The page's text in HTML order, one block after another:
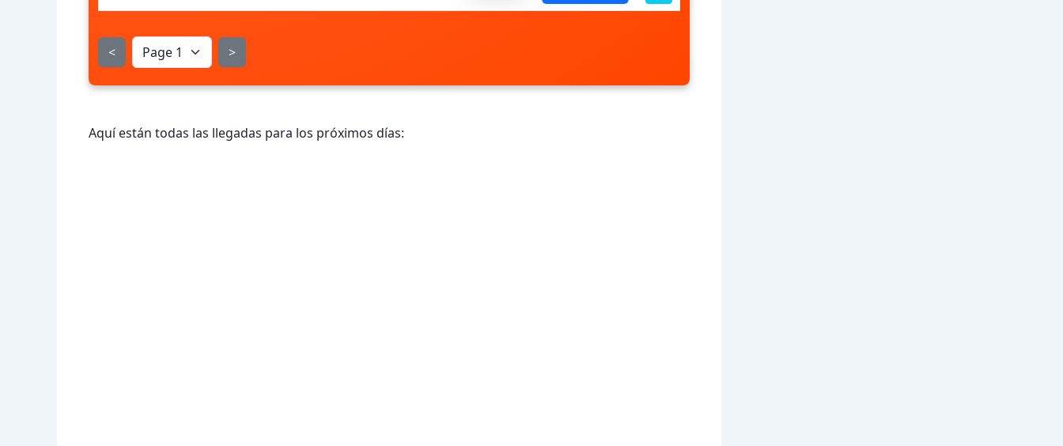
< >
Aquí están todas las llegadas para los próximos días: